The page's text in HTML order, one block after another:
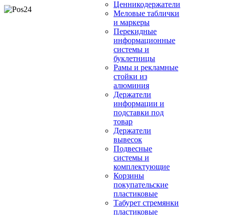
Ценникодержатели
Меловые таблички
и маркеры
Перекидные
информационные
системы и
буклетницы
Рамы и рекламные
стойки из
алюминия
Держатели
информации и
подставки под
товар
Держатели
вывесок
Подвесные
системы и
комплектующие
Корзины
покупательские
пластиковые
Табурет стремянки
пластиковые